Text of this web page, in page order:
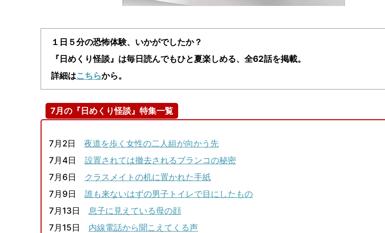
１日５分の恐怖体験、いかがでしたか？
『日めくり怪談』は毎日読んでもひと夏楽しめる、全62話を掲載。
詳細はこちらから。
7月の『日めくり怪談』特集一覧
7月2日 夜道を歩く女性の二人組が向かう先
7月4日 設置されては撤去されるブランコの秘密
7月6日 クラスメイトの机に置かれた手紙
7月9日 誰も来ないはずの男子トイレで目にしたもの
7月13日 息子に見えている母の顔
7月15日 内線電話から聞こえてくる声